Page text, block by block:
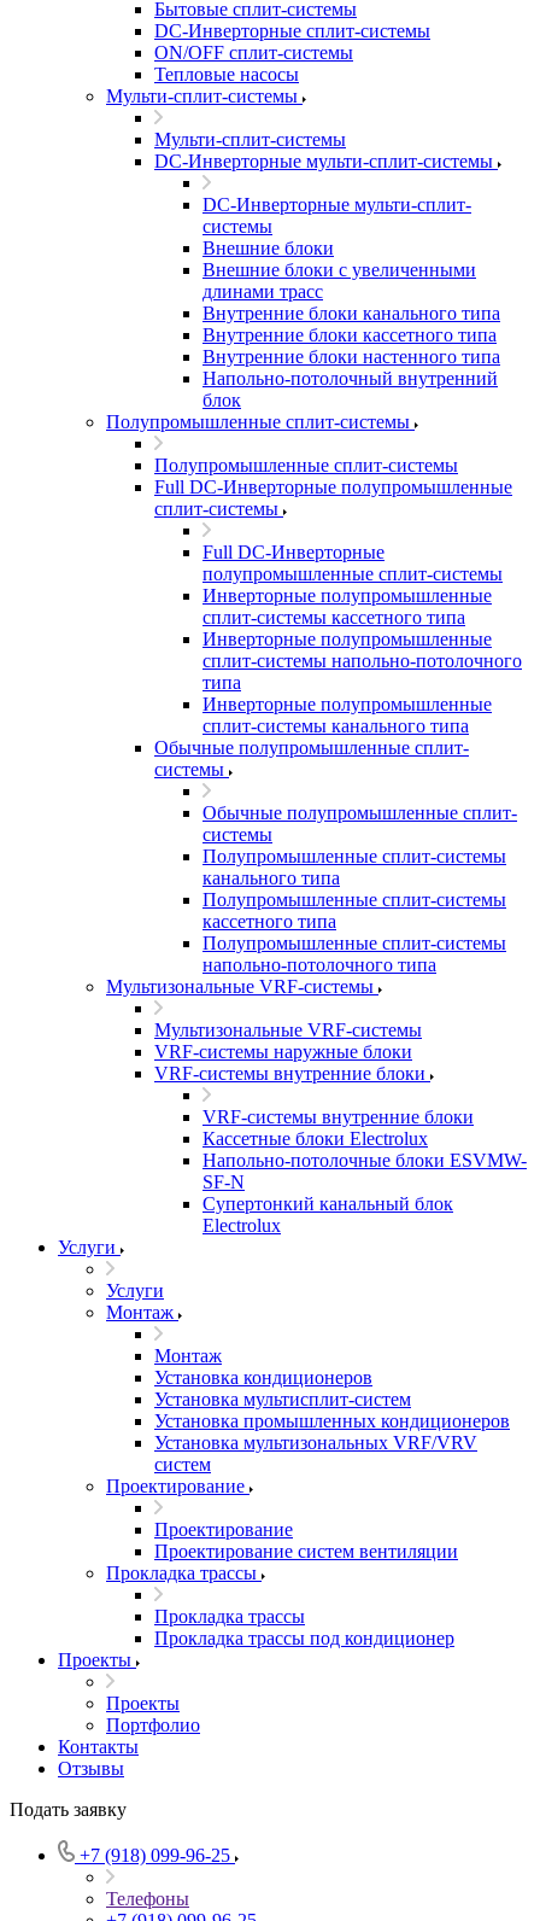
Бытовые сплит-системы
DC-Инверторные сплит-системы
ON/OFF сплит-системы
Тепловые насосы
Мульти-сплит-системы
Мульти-сплит-системы
DC-Инверторные мульти-сплит-системы
DC-Инверторные мульти-сплит-
системы
Внешние блоки
Внешние блоки с увеличенными
длинами трасс
Внутренние блоки канального типа
Внутренние блоки кассетного типа
Внутренние блоки настенного типа
Напольно-потолочный внутренний
блок
Полупромышленные сплит-системы
Полупромышленные сплит-системы
Full DC-Инверторные полупромышленные
сплит-системы
Full DC-Инверторные
полупромышленные сплит-системы
Инверторные полупромышленные
сплит-системы кассетного типа
Инверторные полупромышленные
сплит-системы напольно-потолочного
типа
Инверторные полупромышленные
сплит-системы канального типа
Обычные полупромышленные сплит-
системы
Обычные полупромышленные сплит-
системы
Полупромышленные сплит-системы
канального типа
Полупромышленные сплит-системы
кассетного типа
Полупромышленные сплит-системы
напольно-потолочного типа
Мультизональные VRF-системы
Мультизональные VRF-системы
VRF-системы наружные блоки
VRF-системы внутренние блоки
VRF-системы внутренние блоки
Кассетные блоки Electrolux
Напольно-потолочные блоки ESVMW-
SF-N
Супертонкий канальный блок
Electrolux
Услуги
Услуги
Монтаж
Монтаж
Установка кондиционеров
Установка мультисплит-систем
Установка промышленных кондиционеров
Установка мультизональных VRF/VRV
систем
Проектирование
Проектирование
Проектирование систем вентиляции
Прокладка трассы
Прокладка трассы
Прокладка трассы под кондиционер
Проекты
Проекты
Портфолио
Контакты
Отзывы
Подать заявку
+7 (918) 099-96-25
Телефоны